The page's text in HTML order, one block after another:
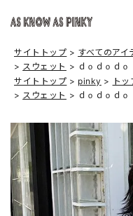
サイトトップ すべてのアイ
スウェット
ｄｏｄｏｄ
サイトトップ
pinky トッ
スウェット
ｄｏｄｏｄ